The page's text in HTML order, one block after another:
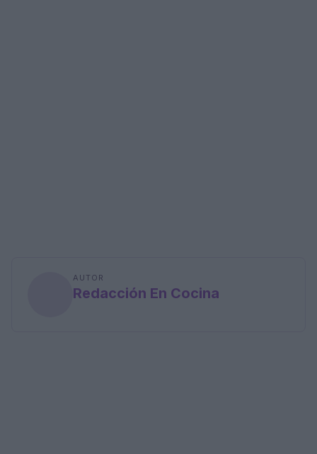
AUTOR
Redacción En Cocina